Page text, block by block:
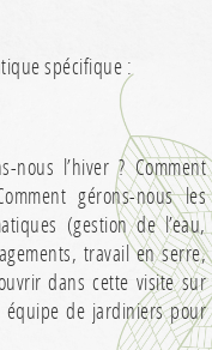
spécifique :
nous l’hiver ? Comment
gérons-nous les
(gestion de l’eau,
travail en serre,
dans cette visite sur
de jardiniers pour